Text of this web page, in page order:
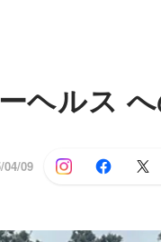
ヘルス
04/09